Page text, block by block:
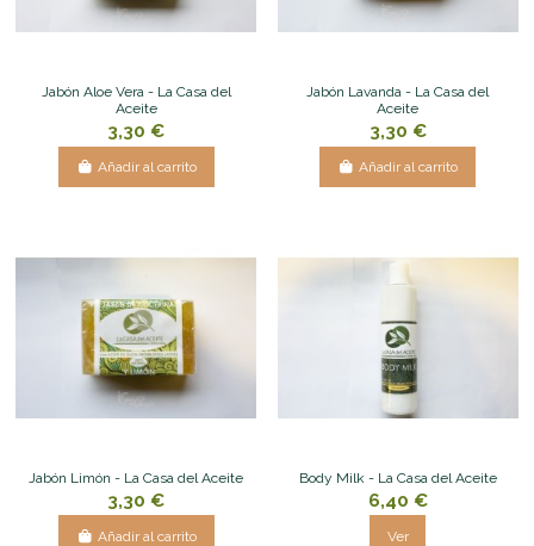
Jabón Aloe Vera - La Casa del
Aceite
3,30 €
Añadir al carrito
Jabón Lavanda - La Casa del
Aceite
3,30 €
Añadir al carrito
Jabón Limón - La Casa del Aceite
3,30 €
Añadir al carrito
Body Milk - La Casa del Aceite
6,40 €
Ver